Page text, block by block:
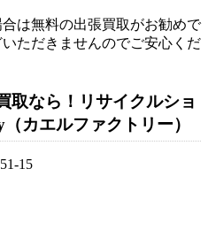
は無料の出張買取がお勧めで
ただきませんのでご安心くだ
取なら！リサイクルショ
カエルファクトリー）
15